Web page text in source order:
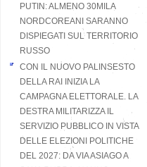
PUTIN: ALMENO 30MILA
NORDCOREANI SARANNO
DISPIEGATI SUL TERRITORIO
RUSSO
CON IL NUOVO PALINSESTO
DELLA RAI INIZIA LA
CAMPAGNA ELETTORALE. LA
DESTRA MILITARIZZA IL
SERVIZIO PUBBLICO IN VISTA
DELLE ELEZIONI POLITICHE
DEL 2027: DA VIA ASIAGO A